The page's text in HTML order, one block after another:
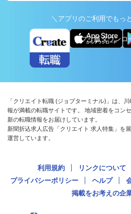
＼アプリのご利用でもっ
アプリ版ダウンロ
「クリエイト転職 (ジョブターミナル)」は、
報が満載の転職サイトです。 地域密着をコン
新の転職情報をお届けしています。
新聞折込求人広告「クリエイト 求人特集」を
運営しています。
利用規約 リンクについて
プライバシーポリシー
ヘルプ
掲載をお考えの企